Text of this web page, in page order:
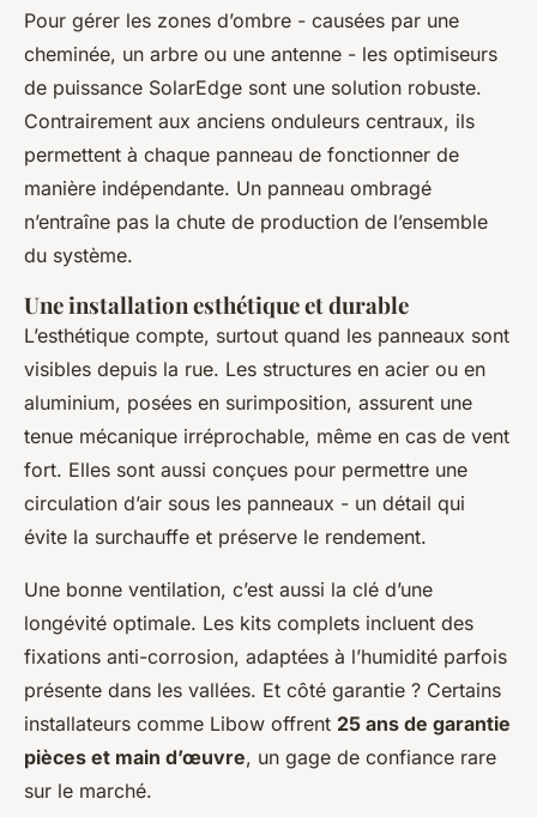
Pour gérer les zones d’ombre - causées par une
cheminée, un arbre ou une antenne - les optimiseurs
de puissance SolarEdge sont une solution robuste.
Contrairement aux anciens onduleurs centraux, ils
permettent à chaque panneau de fonctionner de
manière indépendante. Un panneau ombragé
n’entraîne pas la chute de production de l’ensemble
du système.
Une installation esthétique et durable
L’esthétique compte, surtout quand les panneaux sont
visibles depuis la rue. Les structures en acier ou en
aluminium, posées en surimposition, assurent une
tenue mécanique irréprochable, même en cas de vent
fort. Elles sont aussi conçues pour permettre une
circulation d’air sous les panneaux - un détail qui
évite la surchauffe et préserve le rendement.
Une bonne ventilation, c’est aussi la clé d’une
longévité optimale. Les kits complets incluent des
fixations anti-corrosion, adaptées à l’humidité parfois
présente dans les vallées. Et côté garantie ? Certains
installateurs comme Libow offrent 25 ans de garantie
pièces et main d’œuvre, un gage de confiance rare
sur le marché.